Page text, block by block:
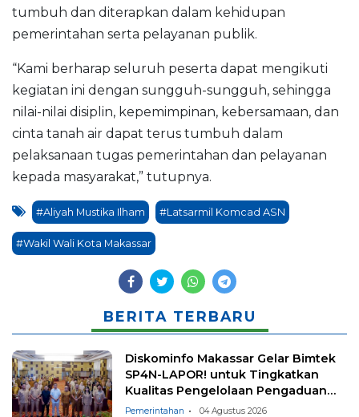
tumbuh dan diterapkan dalam kehidupan
pemerintahan serta pelayanan publik.
“Kami berharap seluruh peserta dapat mengikuti
kegiatan ini dengan sungguh-sungguh, sehingga
nilai-nilai disiplin, kepemimpinan, kebersamaan, dan
cinta tanah air dapat terus tumbuh dalam
pelaksanaan tugas pemerintahan dan pelayanan
kepada masyarakat,” tutupnya.
#Aliyah Mustika Ilham #Latsarmil Komcad ASN
#Wakil Wali Kota Makassar
BERITA TERBARU
Diskominfo Makassar Gelar Bimtek
SP4N-LAPOR! untuk Tingkatkan
Kualitas Pengelolaan Pengaduan
Masyarakat
Pemerintahan 04 Agustus 2026